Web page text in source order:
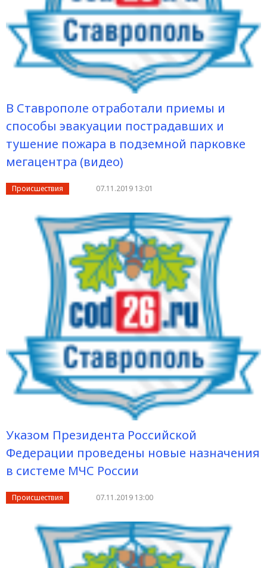
В Ставрополе отработали приемы и
способы эвакуации пострадавших и
тушение пожара в подземной парковке
мегацентра (видео)
Происшествия 07.11.2019 13:01
Указом Президента Российской
Федерации проведены новые назначения
в системе МЧС России
Происшествия 07.11.2019 13:00